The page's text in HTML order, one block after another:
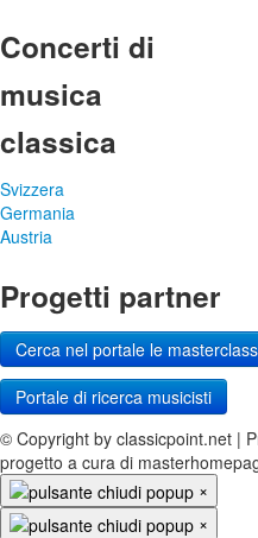
Concerti di
musica
classica
Svizzera
Germania
Austria
Progetti partner
Cerca nel portale le masterclass
Portale di ricerca musicisti
© Copyright by classicpoint.net |
progetto a cura di
×
×